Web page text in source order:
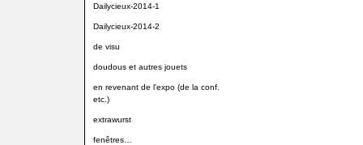
Dailycieux-2014-1
Dailycieux-2014-2
de visu
doudous et autres jouets
en revenant de l'expo (de la conf.
etc.)
extrawurst
fenêtres…